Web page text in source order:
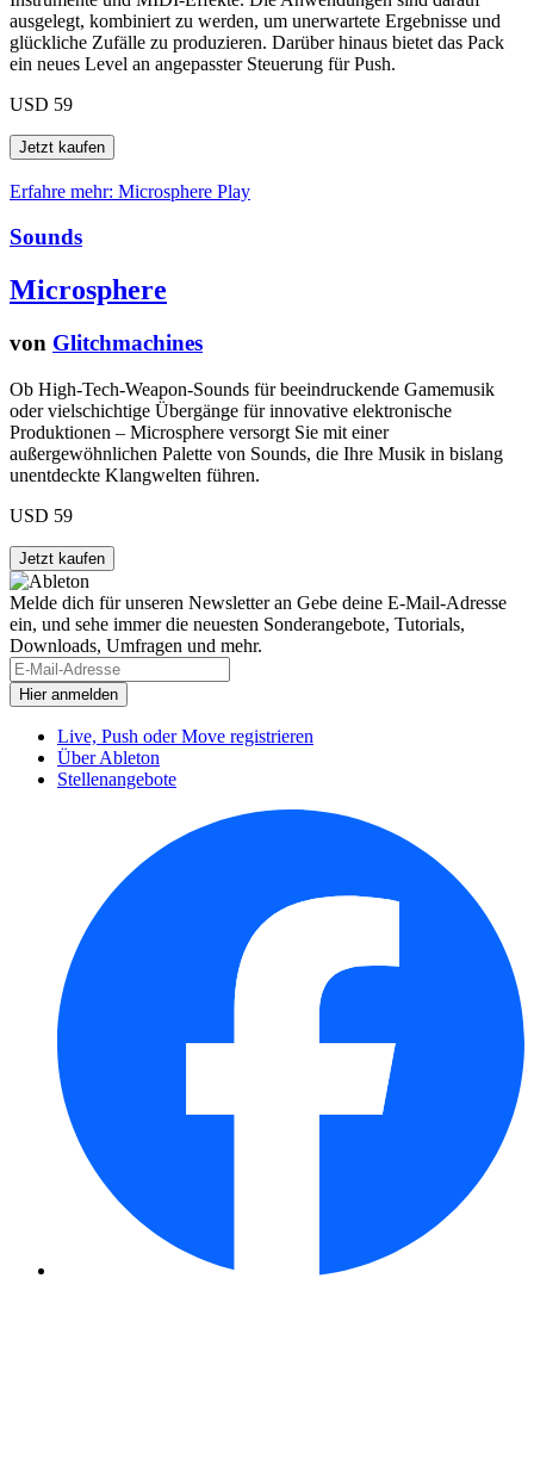
ausgelegt, kombiniert zu werden, um unerwartete Ergebnisse und
glückliche Zufälle zu produzieren. Darüber hinaus bietet das Pack
ein neues Level an angepasster Steuerung für Push.
USD 59
Erfahre mehr: Microsphere Play
Sounds
Microsphere
von Glitchmachines
Ob High-Tech-Weapon-Sounds für beeindruckende Gamemusik
oder vielschichtige Übergänge für innovative elektronische
Produktionen – Microsphere versorgt Sie mit einer
außergewöhnlichen Palette von Sounds, die Ihre Musik in bislang
unentdeckte Klangwelten führen.
USD 59
Melde dich für unseren Newsletter an Gebe deine E-Mail-Adresse
ein, und sehe immer die neuesten Sonderangebote, Tutorials,
Downloads, Umfragen und mehr.
Live, Push oder Move registrieren
Über Ableton
Stellenangebote